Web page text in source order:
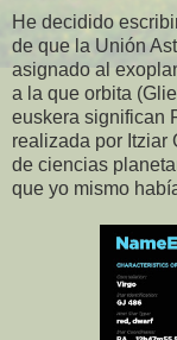
He decidido
de que la Unión
asignado al
a la que orbita
euskera significan
realizada por Itziar
de ciencias
que yo mismo